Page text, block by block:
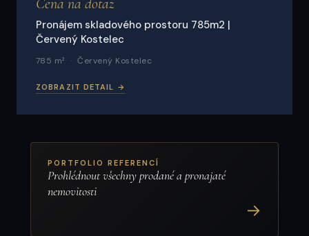
Pronájem skladového prostoru 785m2 |
Červený Kostelec
785 m² Červený Kostelec
ZOBRAZIT DETAIL →
PORTFOLIO REFERENCÍ
Prohlédnout všechny prodané a pronajaté
nemovitosti
→